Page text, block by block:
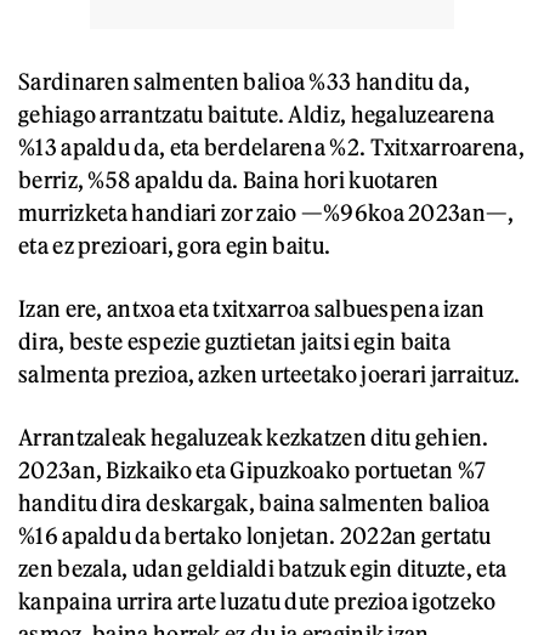
Sardinaren salmenten balioa %33 handitu da,
gehiago arrantzatu baitute. Aldiz, hegaluzearena
%13 apaldu da, eta berdelarena %2. Txitxarroarena,
berriz, %58 apaldu da. Baina hori kuotaren
murrizketa handiari zor zaio —%96koa 2023an—,
eta ez prezioari, gora egin baitu.
Izan ere, antxoa eta txitxarroa salbuespena izan
dira, beste espezie guztietan jaitsi egin baita
salmenta prezioa, azken urteetako joerari jarraituz.
Arrantzaleak hegaluzeak kezkatzen ditu gehien.
2023an, Bizkaiko eta Gipuzkoako portuetan %7
handitu dira deskargak, baina salmenten balioa
%16 apaldu da bertako lonjetan. 2022an gertatu
zen bezala, udan geldialdi batzuk egin dituzte, eta
kanpaina urrira arte luzatu dute prezioa igotzeko